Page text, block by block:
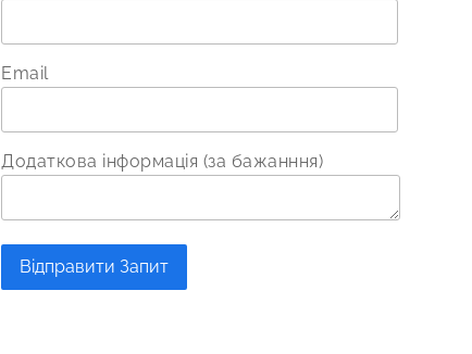
Email
Додаткова інформація (за бажанння)